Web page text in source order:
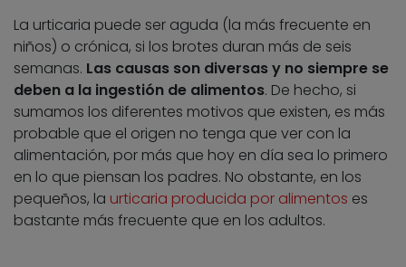
La urticaria puede ser aguda (la más frecuente en
niños) o crónica, si los brotes duran más de seis
semanas. Las causas son diversas y no siempre se
deben a la ingestión de alimentos. De hecho, si
sumamos los diferentes motivos que existen, es más
probable que el origen no tenga que ver con la
alimentación, por más que hoy en día sea lo primero
en lo que piensan los padres. No obstante, en los
pequeños, la urticaria producida por alimentos es
bastante más frecuente que en los adultos.